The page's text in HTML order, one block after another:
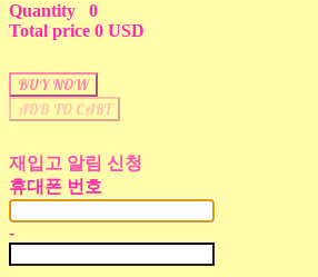
Quantity
0
Total price 0 USD
BUY NOW
ADD TO CART
재입고 알림 신청
휴대폰 번호
-